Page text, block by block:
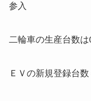
参入
二輪車の生産台数
ＥＶの新規登録台